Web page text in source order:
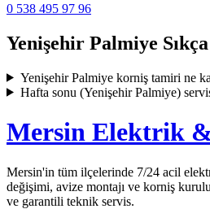
0 538 495 97 96
Yenişehir Palmiye
Yenişehir Palmiyekorniş tamiri ne
Hafta sonu (Yenişehir Palmiye)
Mersin Elektrik
Mersin'in tüm ilçelerinde 7/24 acil
değişimi, avize montajı ve korniş
ve garantili teknik servis.